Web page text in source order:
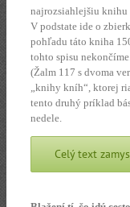
najrozsiahlejšiu
V podstate ide o
pohľadu táto kniha
tohto spisu
(Žalm 117 s dvoma
„knihy kníh“, ktorej
tento druhý príklad
nedele.
Celý text